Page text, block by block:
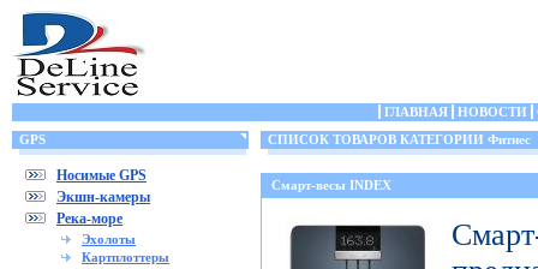
ГЛАВНАЯ НОВОСТИ
GPS
Носимые GPS
Экшн-камеры
Река-море
Эхолоты
Картплоттеры
СПИСОК ТОВАРОВ КАТЕГОРИИ Фитнес
Смарт-весы INDEX